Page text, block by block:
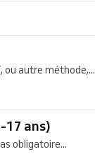
ou autre méthode,...
17 ans)
obligatoire...